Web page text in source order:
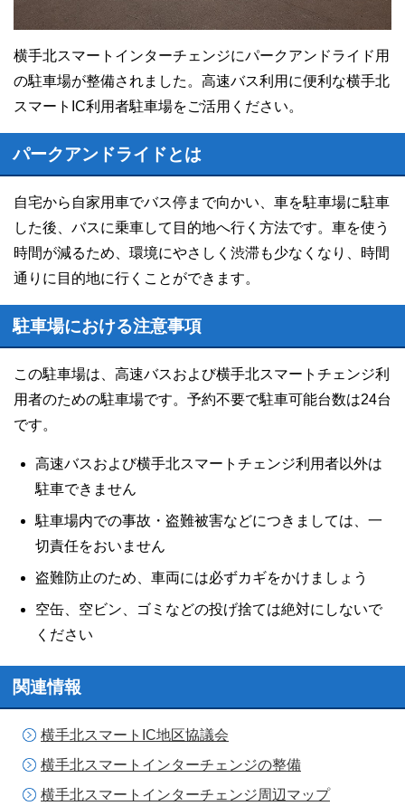
横手北スマートインターチェンジにパークアンドライド用
の駐車場が整備されました。高速バス利用に便利な横手北
スマートIC利用者駐車場をご活用ください。
パークアンドライドとは
自宅から自家用車でバス停まで向かい、車を駐車場に駐車
した後、バスに乗車して目的地へ行く方法です。車を使う
時間が減るため、環境にやさしく渋滞も少なくなり、時間
通りに目的地に行くことができます。
駐車場における注意事項
この駐車場は、高速バスおよび横手北スマートチェンジ利
用者のための駐車場です。予約不要で駐車可能台数は24台
です。
高速バスおよび横手北スマートチェンジ利用者以外は
駐車できません
駐車場内での事故・盗難被害などにつきましては、一
切責任をおいません
盗難防止のため、車両には必ずカギをかけましょう
空缶、空ビン、ゴミなどの投げ捨ては絶対にしないで
ください
関連情報
横手北スマートIC地区協議会
横手北スマートインターチェンジの整備
横手北スマートインターチェンジ周辺マップ